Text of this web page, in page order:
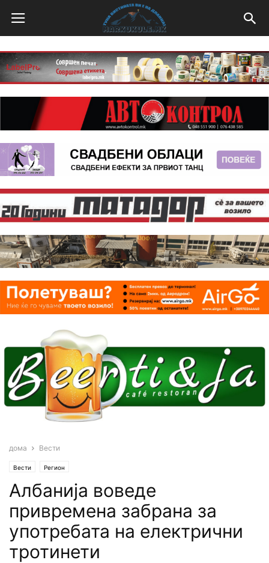
дома Вести
Вести Регион
Албанија воведе
привремена забрана за
употребата на електрични
тротинети